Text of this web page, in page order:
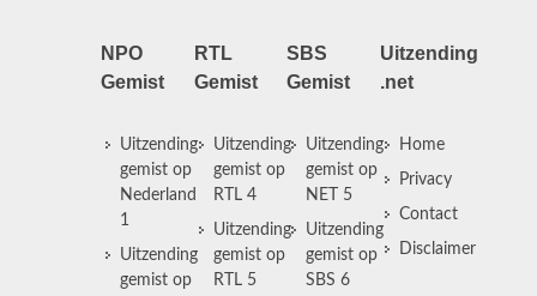
NPO
Gemist
Uitzending
gemist op
Nederland
1
Uitzending
gemist op
RTL
Gemist
Uitzending
gemist op
RTL 4
Uitzending
gemist op
RTL 5
SBS
Gemist
Uitzending
gemist op
NET 5
Uitzending
gemist op
SBS 6
Uitzending
.net
Home
Privacy
Contact
Disclaimer